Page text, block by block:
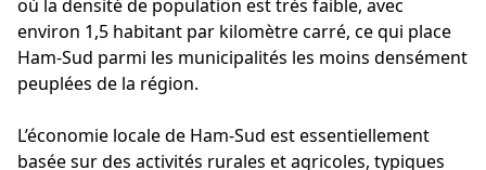
où la densité de population est très faible, avec
environ 1,5 habitant par kilomètre carré, ce qui place
Ham-Sud parmi les municipalités les moins densément
peuplées de la région.
L’économie locale de Ham-Sud est essentiellement
basée sur des activités rurales et agricoles, typiques